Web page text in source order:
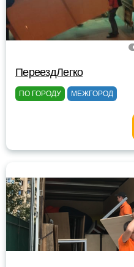
ПереездЛегко
ПО ГОРОДУ МЕЖГОРОД